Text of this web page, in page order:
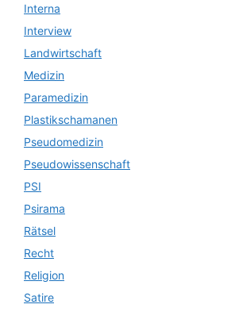
Interna
Interview
Landwirtschaft
Medizin
Paramedizin
Plastikschamanen
Pseudomedizin
Pseudowissenschaft
PSI
Psirama
Rätsel
Recht
Religion
Satire